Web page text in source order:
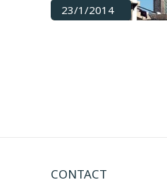
23/1/2014
CONTACT